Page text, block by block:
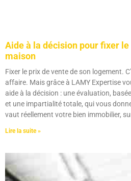
Aide à la décision pour fixer
maison
Fixer le prix de vente de son logement.
affaire. Mais grâce à LAMY Expertise
aide à la décision : une évaluation,
et une impartialité totale, qui vous
vaut réellement votre bien immobilier,
Lire la suite »